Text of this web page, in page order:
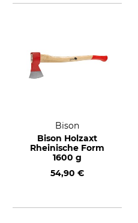
Bison
Bison Holzaxt
Rheinische Form
1600 g
54,90 €